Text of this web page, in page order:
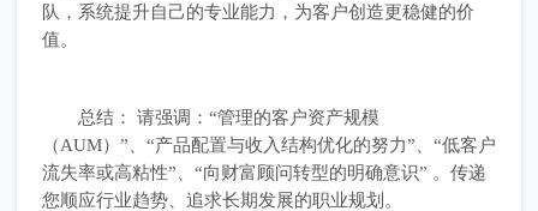
队，系统提升自己的专业能力，为客户创造更稳健的价
值。
总结： 请强调：“管理的客户资产规模
（AUM）”、“产品配置与收入结构优化的努力”、“低客户
流失率或高粘性”、“向财富顾问转型的明确意识” 。传递
您顺应行业趋势、追求长期发展的职业规划。